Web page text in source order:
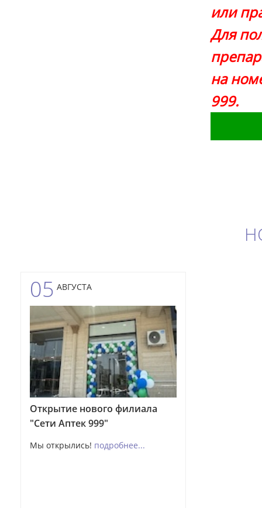
или
Для
на
999.
05 АВГУСТА
Открытие нового филиала
"Сети Аптек 999"
Мы открылись! подробнее...